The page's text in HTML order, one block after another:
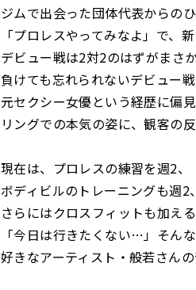
ジムで出会った団体代表からの
「プロレスやってみなよ」で、
デビュー戦は2対2のはずがまさ
負けても忘れられないデビュー戦
元セクシー女優という経歴に偏
リングでの本気の姿に、観客の
現在は、プロレスの練習を週2、
ボディビルのトレーニングも週2、
さらにはクロスフィットも加え
「今日は行きたくない…」そんな
好きなアーティスト・般若さん